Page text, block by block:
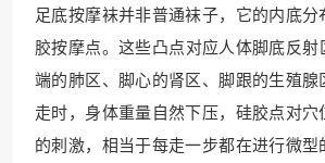
足底按摩袜并非普通袜子，它的内底
胶按摩点。这些凸点对应人体脚底反
端的肺区、脚心的肾区、脚跟的生殖
走时，身体重量自然下压，硅胶点对
的刺激，相当于每走一步都在进行微